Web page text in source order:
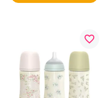
favorite_border